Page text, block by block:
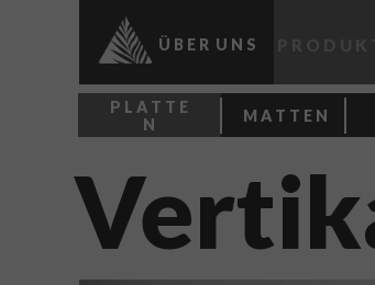
M A T T E N
P L A T T E
N
Ü B E R U N S